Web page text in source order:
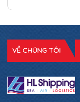
VỀ CHÚNG TÔI